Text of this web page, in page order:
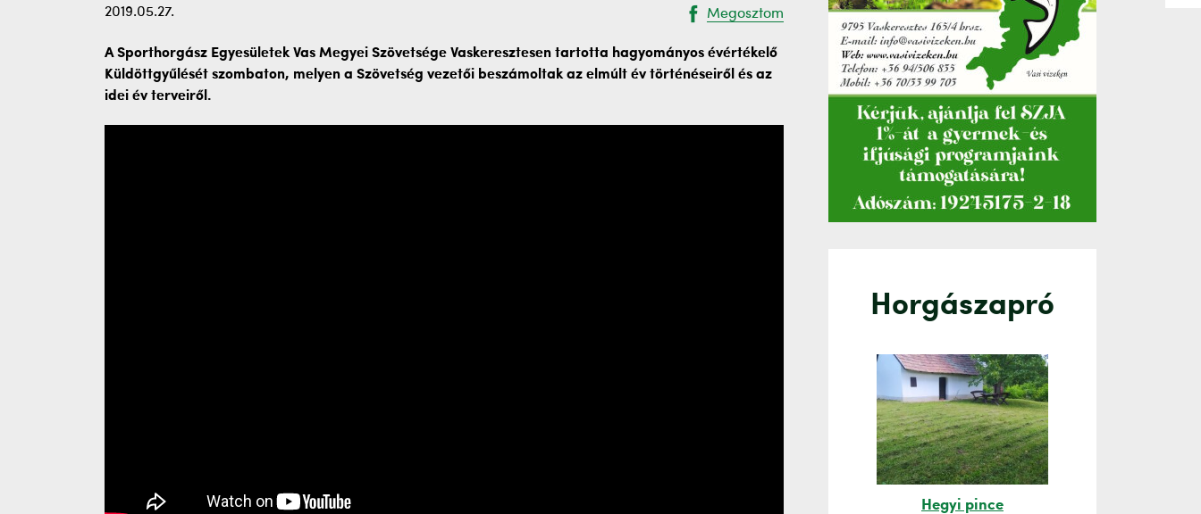
2019.05.27. Megosztom
A Sporthorgász Egyesületek Vas Megyei Szövetsége Vaskeresztesen tartotta hagyományos évértékelő
Küldöttgyűlését szombaton, melyen a Szövetség vezetői beszámoltak az elmúlt év történéseiről és az
idei év terveiről.
Horgászapró
Hegyi pince